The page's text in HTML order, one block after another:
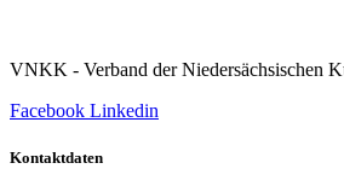
VNKK - Verband der Niedersächsischen
Facebook Linkedin
Kontaktdaten